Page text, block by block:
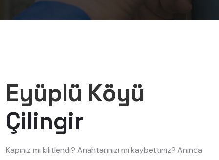
Eyüplü Köyü
Çilingir
Kapınız mı kilitlendi? Anahtarınızı mı kaybettiniz? Anında